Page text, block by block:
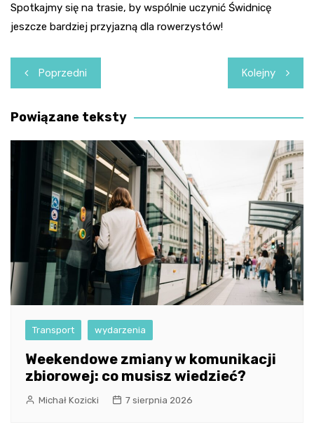
Spotkajmy się na trasie, by wspólnie uczynić Świdnicę
jeszcze bardziej przyjazną dla rowerzystów!
Nawigacja
wpisu
Poprzedni Kolejny
Powiązane teksty
Transport wydarzenia
Weekendowe zmiany w komunikacji
zbiorowej: co musisz wiedzieć?
Michał Kozicki 7 sierpnia 2026